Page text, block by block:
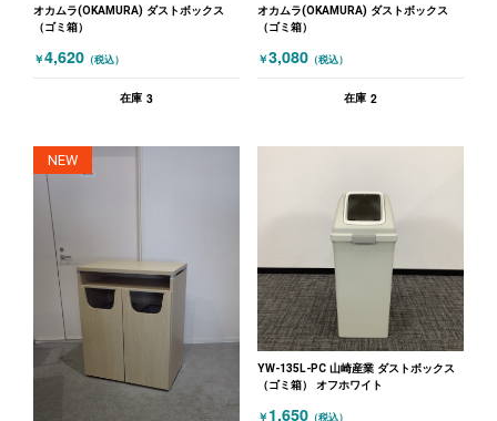
オカムラ(OKAMURA) ダストボックス
（ゴミ箱）
￥4,620 （税込）
在庫 3
オカムラ(OKAMURA) ダストボックス
（ゴミ箱）
￥3,080 （税込）
在庫 2
NEW
YW-135L-PC 山崎産業 ダストボックス
（ゴミ箱） オフホワイト
￥ 1,650 （税込）